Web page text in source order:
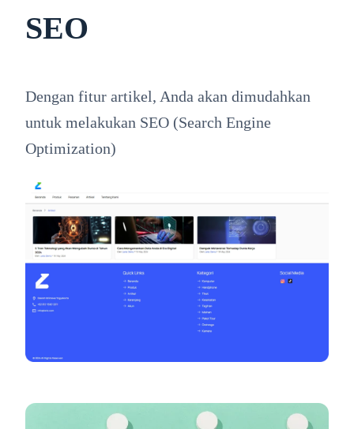
SEO
Dengan fitur artikel, Anda akan dimudahkan
untuk melakukan SEO (Search Engine
Optimization)